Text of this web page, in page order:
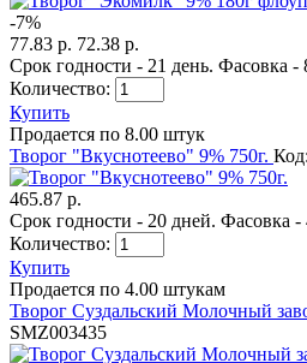
-7%
77.83 р. 72.38 р.
Срок годности - 21 день. Фасовка -
Количество:
Купить
Продается по 8.00 штук
Творог "Вкуснотеево" 9% 750г.
465.87 р.
Срок годности - 20 дней. Фасовка -
Количество:
Купить
Продается по 4.00 штукам
Творог Суздальский Молочный
SMZ003435